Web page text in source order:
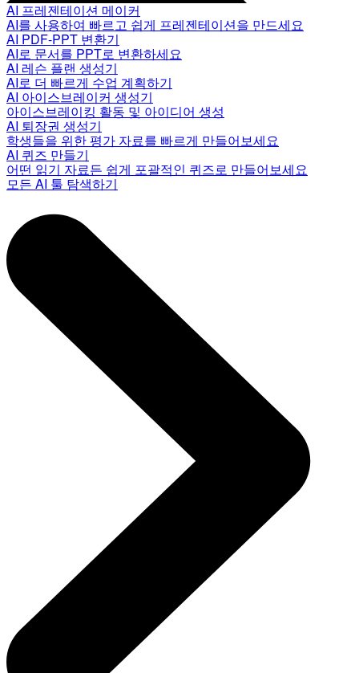
AI 프레젠테이션 메이커
AI를 사용하여 빠르고 쉽게 프레젠테이션을 만드세요
AI PDF-PPT 변환기
AI로 문서를 PPT로 변환하세요
AI 레슨 플랜 생성기
AI로 더 빠르게 수업 계획하기
AI 아이스브레이커 생성기
아이스브레이킹 활동 및 아이디어 생성
AI 퇴장권 생성기
학생들을 위한 평가 자료를 빠르게 만들어보세요
AI 퀴즈 만들기
어떤 읽기 자료든 쉽게 포괄적인 퀴즈로 만들어보세요
모든 AI 툴 탐색하기